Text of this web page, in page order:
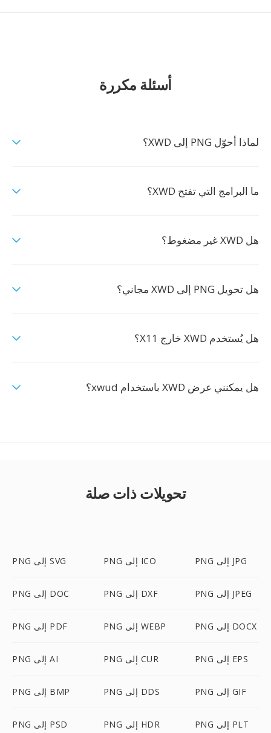
أسئلة مكررة
لماذا أحوّل PNG إلى XWD؟
ما البرامج التي تفتح XWD؟
هل XWD غير مضغوط؟
هل تحويل PNG إلى XWD مجاني؟
هل يُستخدم XWD خارج X11؟
هل يمكنني عرض XWD باستخدام xwud؟
تحويلات ذات صلة
PNG إلى SVG PNG إلى ICO PNG إلى JPG
PNG إلى DOC PNG إلى DXF PNG إلى JPEG
PNG إلى PDF PNG إلى WEBP PNG إلى DOCX
PNG إلى AI PNG إلى CUR PNG إلى EPS
PNG إلى BMP PNG إلى DDS PNG إلى GIF
PNG إلى PSD PNG إلى HDR PNG إلى PLT